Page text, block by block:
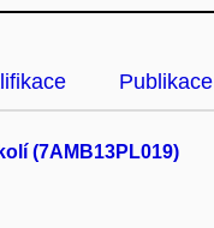
Publikace
(7AMB13PL019)